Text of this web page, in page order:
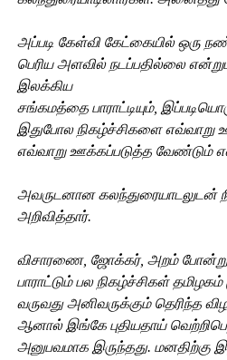
அப்படி கேள்வி கேட்கையில் ஒரு
பெரிய அளவில் நடப்பதில்லை
இலக்கிய
சங்கமத்தை பாராட்டியும்,
இதுபோல நிகழ்ச்சிகளை எவ்வாறு
எவ்வாறு ஊக்கப்படுத்த வேண்டும்
அவருடனான கலந்துரையாடலுடன்
அறிவித்தார்.
விசாரணை, ஜோக்கர், அறம்
பாராட்டும் பல நிகழ்ச்சிகள் தமிழகம்
வருவது அனிவருக்கும் தெரிந்த
ஆனால் இங்கே புதியதாய்
அனுபவமாக இருந்தது. மனதிற்கு